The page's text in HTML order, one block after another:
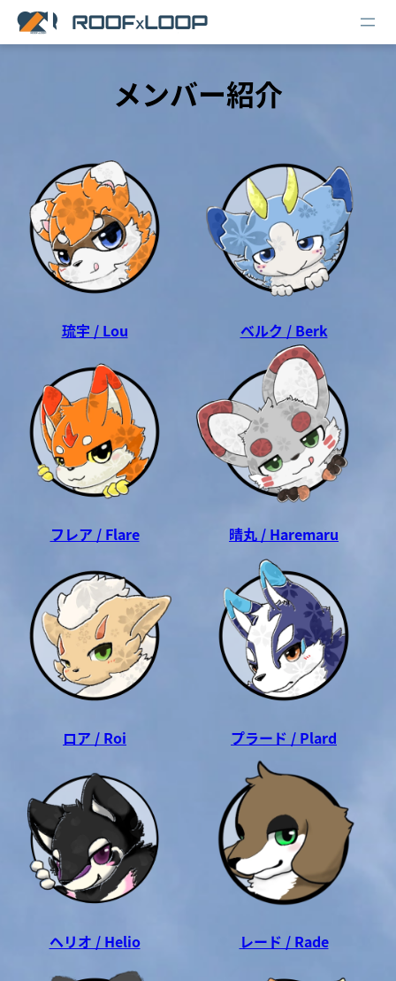
メンバー紹介
琉宇 / Lou ベルク / Berk
フレア / Flare 晴丸 / Haremaru
ロア / Roi プラード / Plard
ヘリオ / Helio レード / Rade